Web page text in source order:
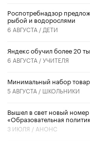
Роспотребнадзор
рыбой и водорослями
6 АВГУСТА / ДЕТИ
​Яндекс обучил более 20
6 АВГУСТА /УЧИТЕЛЯ
Минимальный набор
5 АВГУСТА / ШКОЛЬНИКИ
Вышел в свет новый
«Образовательная
3 ИЮЛЯ / АНОНС